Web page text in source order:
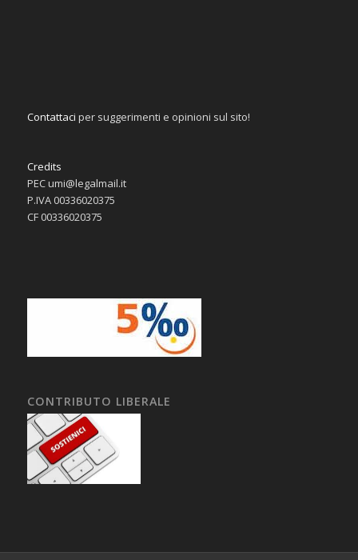
Contattaci per suggerimenti e opinioni sul sito!
Credits
PEC umi@legalmail.it
P.IVA 00336020375
CF 00336020375
CONTRIBUTO LIBERALE